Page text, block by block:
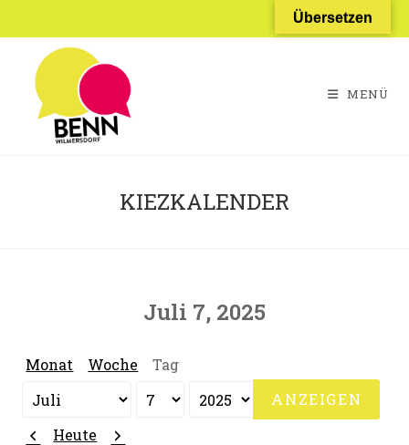
Inhalt
springen
MENÜ
KIEZKALENDER
Juli 7, 2025
Monat Woche Tag
Monat
Tag
Jahr
Zurück
Heute Weiter
Übersetzen